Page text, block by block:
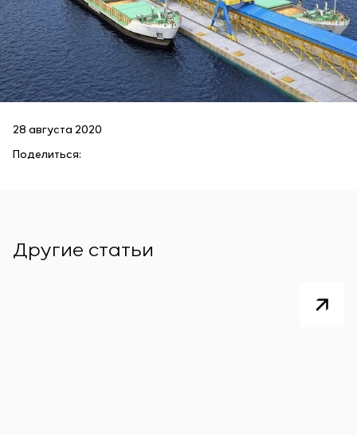
28 августа 2020
Поделиться:
Другие статьи